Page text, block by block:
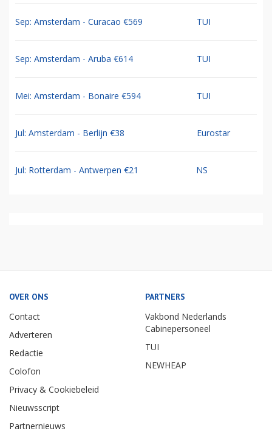
Sep: Amsterdam - Curacao €569 TUI
Sep: Amsterdam - Aruba €614 TUI
Mei: Amsterdam - Bonaire €594 TUI
Jul: Amsterdam - Berlijn €38 Eurostar
Jul: Rotterdam - Antwerpen €21 NS
OVER ONS
Contact
Adverteren
Redactie
Colofon
Privacy & Cookiebeleid
Nieuwsscript
Partnernieuws
PARTNERS
Vakbond Nederlands
Cabinepersoneel
TUI
NEWHEAP